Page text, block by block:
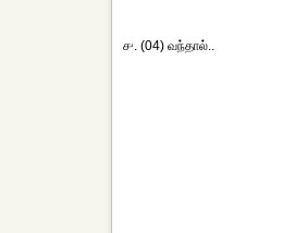
௪. (04) வந்தால்..